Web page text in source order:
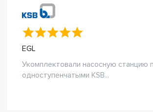
EGL
Укомплектовали насосную станцию
одноступенчатыми KSB...